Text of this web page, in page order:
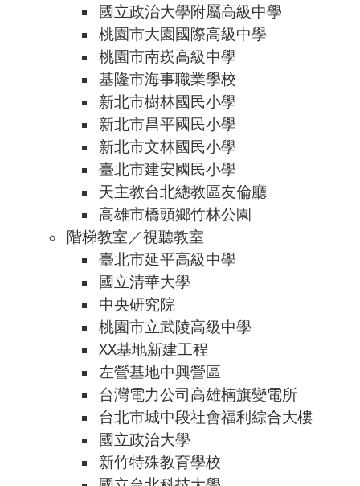
國立政治大學附屬高級中學
桃園市大園國際高級中學
桃園市南崁高級中學
基隆市海事職業學校
新北市樹林國民小學
新北市昌平國民小學
新北市文林國民小學
臺北市建安國民小學
天主教台北總教區友倫廳
高雄市橋頭鄉竹林公園
階梯教室／視聽教室
臺北市延平高級中學
國立清華大學
中央研究院
桃園市立武陵高級中學
XX基地新建工程
左營基地中興營區
台灣電力公司高雄楠旗變電所
台北市城中段社會福利綜合大樓
國立政治大學
新竹特殊教育學校